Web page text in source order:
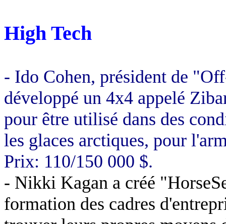
High Tech
- Ido Cohen, président de
développé un 4x4 appelé
pour être utilisé dans des
les glaces arctiques, pour
Prix: 110/150 000 $.
- Nikki Kagan a créé
formation des cadres